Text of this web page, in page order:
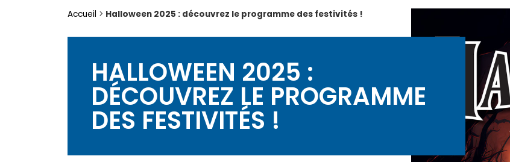
Accueil > Halloween 2025 : découvrez le programme des festivités !
HALLOWEEN 2025 :
DÉCOUVREZ LE PROGRAMME
DES FESTIVITÉS !